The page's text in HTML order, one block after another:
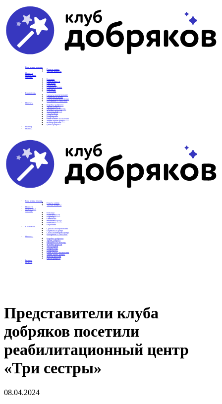
Вам нужна помощь
Подать заявку
Частые вопросы
Новости
Подопечные
О фонде
Команда
Наши ценности
Партнеры
СМИ о нас
Реквизиты фонда
Контакты
Отделения
Как помочь
Сделать пожертвование
Подписка на добро
Стать волонтером фонда
Вечеринки со смыслом
Проекты
Коробка храбрости
Уроки Доброты
Юридическая помощь
Мамины радости
Автодобряки
Добрый торт
Добропробег
Няни особого назначения
Акция «Букет добра»
Фактор времени
Цветы доброты
Бизнесу
Отчеты
Вам нужна помощь
Подать заявку
Частые вопросы
Новости
Подопечные
О фонде
Команда
Наши ценности
Партнеры
СМИ о нас
Реквизиты фонда
Контакты
Отделения
Как помочь
Сделать пожертвование
Подписка на добро
Стать волонтером фонда
Вечеринки со смыслом
Проекты
Коробка храбрости
Уроки Доброты
Юридическая помощь
Мамины радости
Автодобряки
Добрый торт
Добропробег
Няни особого назначения
Акция «Букет добра»
Фактор времени
Цветы доброты
Бизнесу
Отчеты
Представители клуба
добряков посетили
реабилитационный центр
«Три сестры»
08.04.2024